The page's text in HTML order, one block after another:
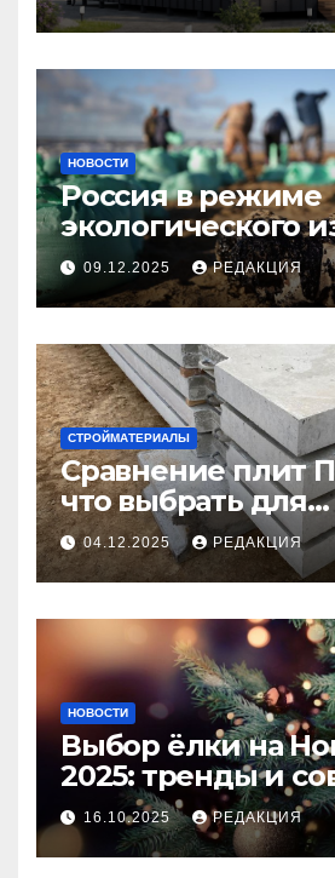
НОВОСТИ
Россия в режиме
экологического
09.12.2025 РЕДАКЦИЯ
СТРОЙМАТЕРИАЛЫ
Сравнение плит
что выбрать для
долговечного и
покрытия
04.12.2025 РЕДАКЦИЯ
НОВОСТИ
Выбор ёлки на
2025: тренды и
идеального
16.10.2025 РЕДАКЦИЯ